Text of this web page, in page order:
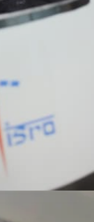
लौटेंगे